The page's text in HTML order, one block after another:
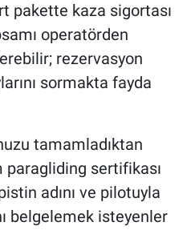
pakette kaza sigortası
operatörden
rezervasyon
sormakta fayda
tamamladıktan
sertifikası
adını ve pilotuyla
belgelemek isteyenler